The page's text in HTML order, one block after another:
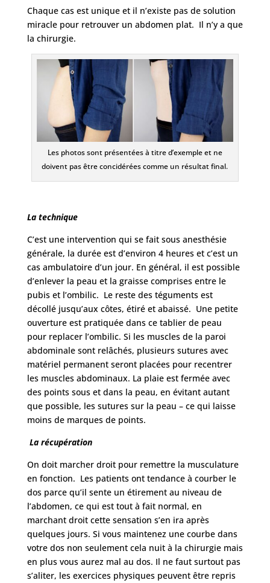
Chaque cas est unique et il n’existe pas de solution
miracle pour retrouver un abdomen plat. Il n’y a que
la chirurgie.
Les photos sont présentées à titre d’exemple et ne
doivent pas être concidérées comme un résultat final.
La technique
C’est une intervention qui se fait sous anesthésie
générale, la durée est d’environ 4 heures et c’est un
cas ambulatoire d’un jour. En général, il est possible
d’enlever la peau et la graisse comprises entre le
pubis et l’ombilic. Le reste des téguments est
décollé jusqu’aux côtes, étiré et abaissé. Une petite
ouverture est pratiquée dans ce tablier de peau
pour replacer l’ombilic. Si les muscles de la paroi
abdominale sont relâchés, plusieurs sutures avec
matériel permanent seront placées pour recentrer
les muscles abdominaux. La plaie est fermée avec
des points sous et dans la peau, en évitant autant
que possible, les sutures sur la peau – ce qui laisse
moins de marques de points.
La récupération
On doit marcher droit pour remettre la musculature
en fonction. Les patients ont tendance à courber le
dos parce qu’il sente un étirement au niveau de
l’abdomen, ce qui est tout à fait normal, en
marchant droit cette sensation s’en ira après
quelques jours. Si vous maintenez une courbe dans
votre dos non seulement cela nuit à la chirurgie mais
en plus vous aurez mal au dos. Il ne faut surtout pas
s’aliter, les exercices physiques peuvent être repris